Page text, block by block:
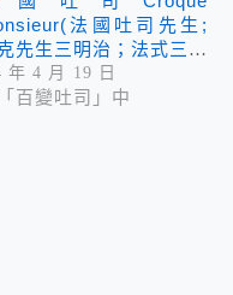
法國吐司先生;
先生三明治；法式三明
附白醬做法) 還有16種
治食譜懶人包可以跟著
年 4 月 19 日
百變吐司」中